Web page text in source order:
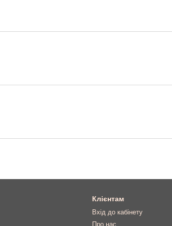
Клієнтам
Вхід до кабінету
Про нас